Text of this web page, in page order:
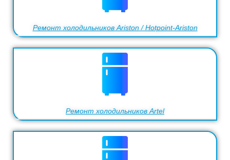
Ремонт холодильников Ariston / Hotpoint-Ariston
Ремонт холодильников Artel